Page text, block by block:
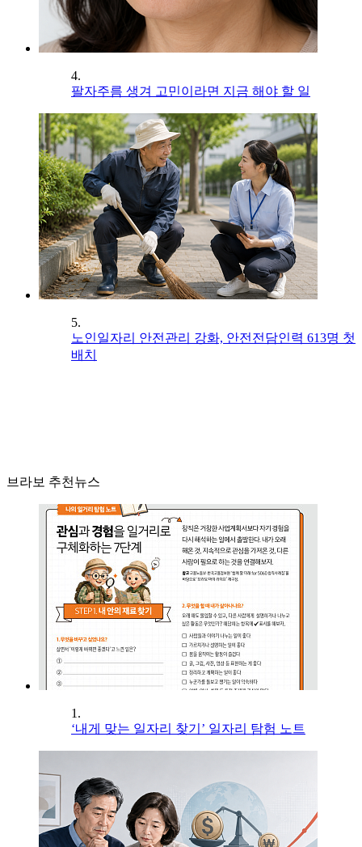
4.
팔자주름 생겨 고민이라면 지금 해야 할 일
5.
노인일자리 안전관리 강화, 안전전담인력 613명 첫
배치
브라보 추천뉴스
1.
‘내게 맞는 일자리 찾기’ 일자리 탐험 노트